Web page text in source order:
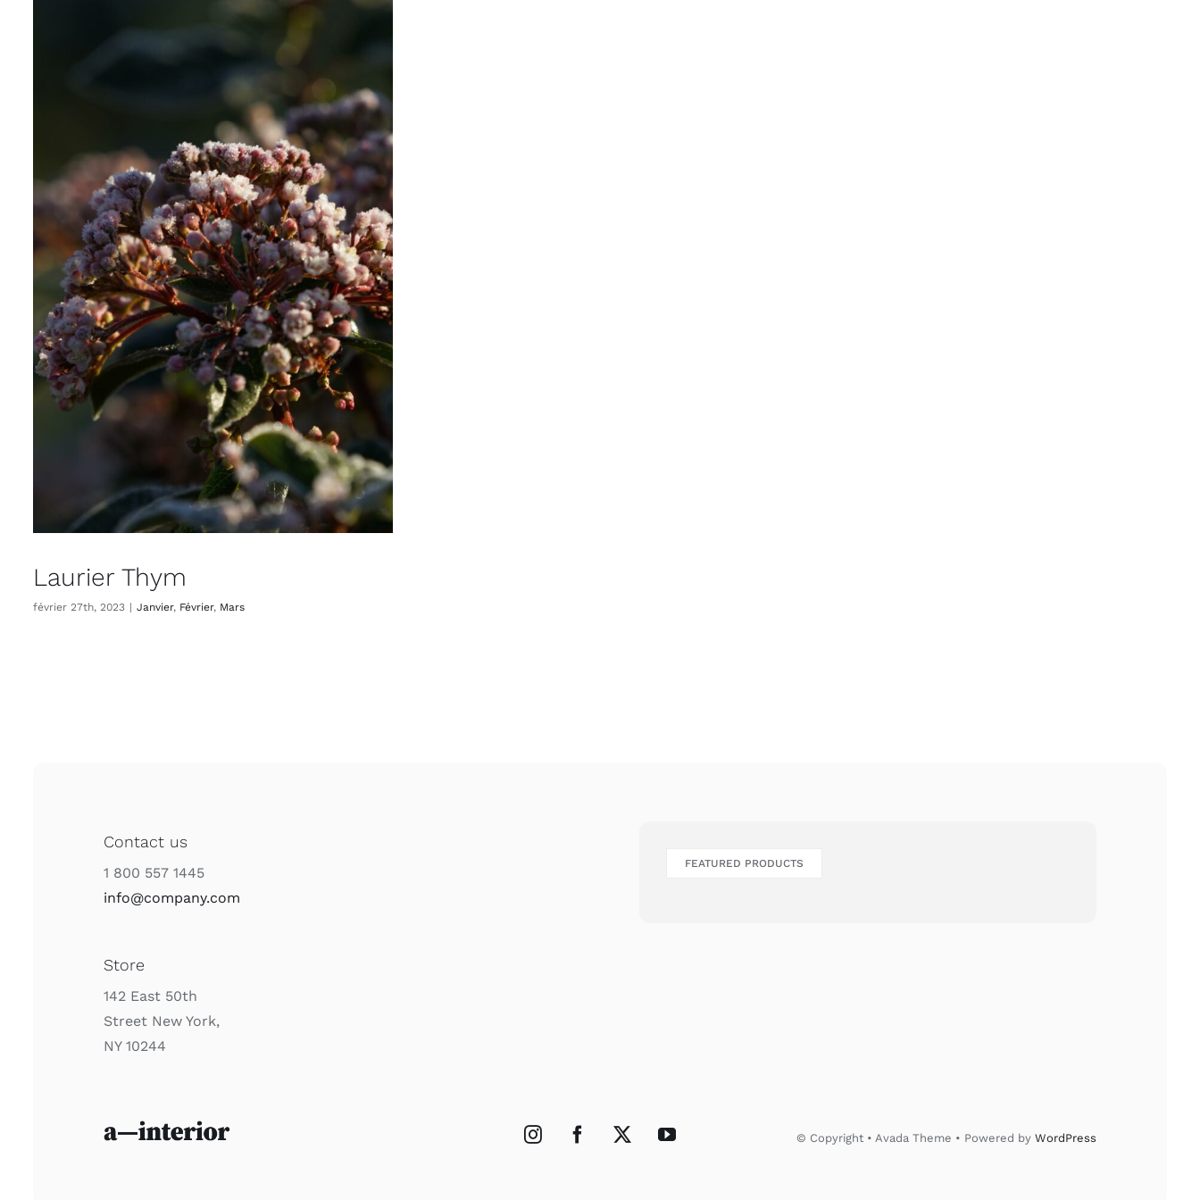
Laurier Thym
février 27th, 2023 | Janvier, Février, Mars
Contact us
1 800 557 1445
info@company.com
Store
142 East 50th
Street New York,
NY 10244
FEATURED PRODUCTS
© Copyright • Avada Theme • Powered by WordPress